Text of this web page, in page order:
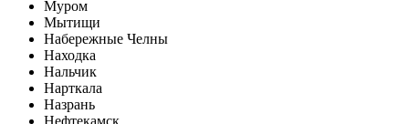
Муром
Мытищи
Набережные Челны
Находка
Нальчик
Нарткала
Назрань
Нефтекамск